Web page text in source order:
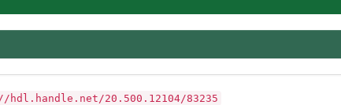
20.500.12104/83235